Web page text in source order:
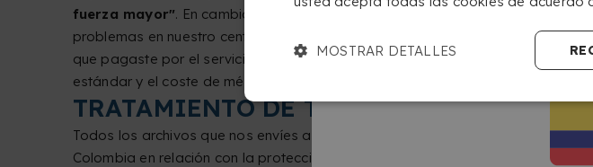
IR A
fuerza mayor". En cambio, si has seleccionado el método de producción
problemas en nuestro centro de producción, podrás solicitar la devolución
que pagaste por el servicio de producción urgente o prioritario,
estándar y el coste de método de producción urgente o prioritario.
TRATAMIENTO DE TUS ARCHIVOS
Todos los archivos que nos envíes a Copykrea para su impresión serán
Colombia en relación con la protección de datos personales y demás
MOSTRAR DETALLES